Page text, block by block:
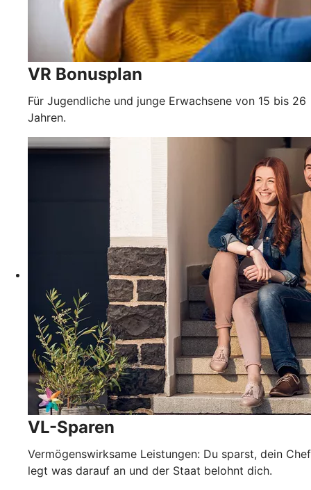
VR Bonusplan
Für Jugendliche und junge Erwachsene von 15 bis 26
Jahren.
VL-Sparen
Vermögenswirksame Leistungen: Du sparst, dein Chef
legt was darauf an und der Staat belohnt dich.